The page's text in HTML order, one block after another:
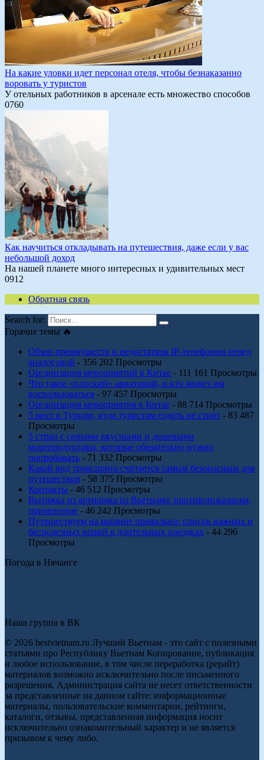
На какие уловки идет персонал отеля, чтобы безнаказанно
воровать у туристов
У отельных работников в арсенале есть множество способов
0760
Как научиться откладывать на путешествия, даже если у вас
небольшой доход
На нашей планете много интересных и удивительных мест
0912
Обратная связь
Search for:
Горячие темы 🔥
Обзор преимуществ и недостатков IP-телефонии перед
аналоговой - 356 202 Просмотры
Организация мероприятий в Китае - 111 161 Просмотры
Что такое «плоский» авиатариф, и кто может им
воспользоваться - 97 457 Просмотры
Организация мероприятия в Китае - 88 714 Просмотры
5 мест в Турции, куда туристам ездить не стоит - 83 487
Просмотры
5 стран с самыми вкусными и дешевыми
морепродуктами, которые обязательно нужно
попробовать - 71 332 Просмотры
Какой вид транспорта считается самым безопасным для
путешествия - 58 375 Просмотры
Контакты - 46 512 Просмотры
Вытяжка из артишока из Вьетнама: противопоказания,
применение - 46 242 Просмотры
Путешествуем на машине правильно: список важных и
бесполезных вещей в длительных поездках - 44 296
Просмотры
Погода в Нячанге
Наша группа в ВК
© 2026 bestvietnam.ru Лучший Вьетнам - это сайт с полезными
статьями про Республику Вьетнам Копирование, публикация
и любое использование, в том числе переработка (рерайт)
материалов возможно исключительно после письменного
разрешения. Администрация сайта не несет ответственности
за представленные на данном сайте: информационные
материалы, пользовательские комментарии, рейтинги,
каталоги, отзывы, представленная информация носит
исключительно ознакомительный характер и не является
призывом к чему либо.